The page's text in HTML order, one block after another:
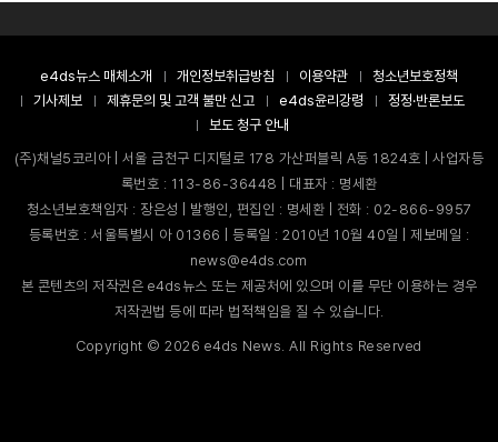
e4ds뉴스 매체소개 개인정보취급방침 이용약관
청소년보호정책
기사제보
제휴문의 및 고객 불만 신고 e4ds윤리강령
정정·반론보도
보도 청구 안내
(주)채널5코리아 | 서울 금천구 디지털로 178 가산퍼블릭 A동 1824호 | 사업자등
록번호 : 113-86-36448 | 대표자 : 명세환
청소년보호책임자 : 장은성 | 발행인, 편집인 : 명세환 | 전화 : 02-866-9957
등록번호 : 서울특별시 아 01366 | 등록일 : 2010년 10월 40일 | 제보메일 :
news@e4ds.com
본 콘텐츠의 저작권은 e4ds뉴스 또는 제공처에 있으며 이를 무단 이용하는 경우
저작권법 등에 따라 법적책임을 질 수 있습니다.
Copyright ©2026 e4ds News. All Rights Reserved